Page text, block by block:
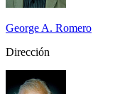
George A. Romero
Dirección